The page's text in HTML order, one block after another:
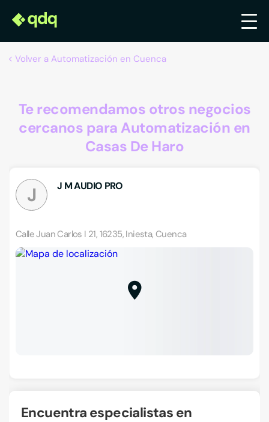
Volver a Automatización en Cuenca
Te recomendamos otros negocios
cercanos para Automatización en
Casas De Haro
J J M AUDIO PRO
Calle Juan Carlos I 21, 16235, Iniesta, Cuenca
Encuentra especialistas en